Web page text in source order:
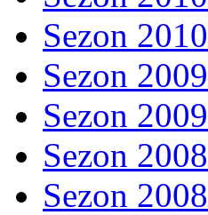
Sezon
Sezon
Sezon
Sezon
Sezon